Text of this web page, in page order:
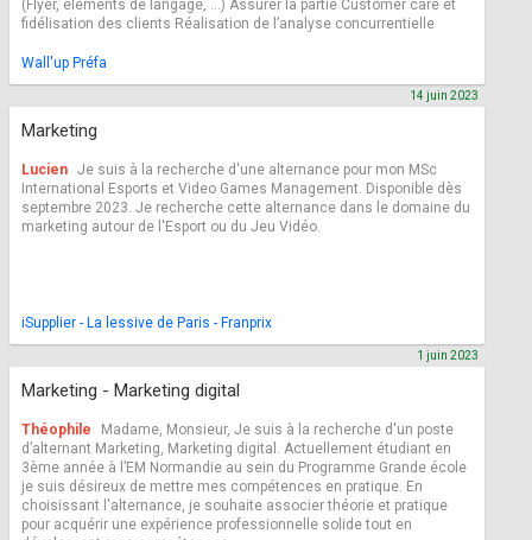
(Flyer, éléments de langage, …) Assurer la partie Customer care et
fidélisation des clients Réalisation de l’analyse concurrentielle
Wall'up Préfa
Marketing
14 juin 2023
Lucien Je suis à la recherche d'une alternance pour mon MSc
International Esports et Video Games Management. Disponible dès
septembre 2023. Je recherche cette alternance dans le domaine du
marketing autour de l'Esport ou du Jeu Vidéo.
iSupplier - La lessive de Paris - Franprix
Marketing - Marketing digital
1 juin 2023
Théophile
Madame, Monsieur, Je suis à la recherche d'un poste
d’alternant Marketing, Marketing digital. Actuellement étudiant en
3ème année à l’EM Normandie au sein du Programme Grande école
je suis désireux de mettre mes compétences en pratique. En
choisissant l'alternance, je souhaite associer théorie et pratique
pour acquérir une expérience professionnelle solide tout en